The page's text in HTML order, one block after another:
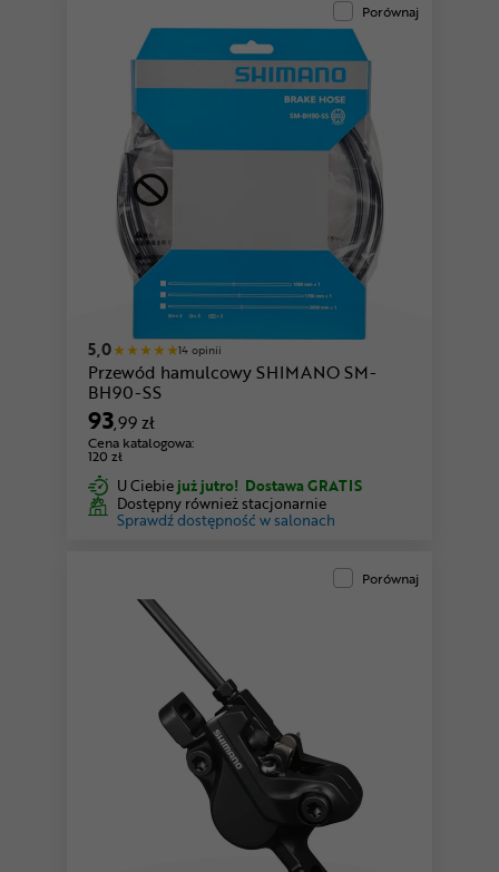
Porównaj
5,0 14 opinii
Przewód hamulcowy SHIMANO SM-
BH90-SS
93,99 zł
Cena katalogowa:
120 zł
U Ciebie już jutro! Dostawa GRATIS
Dostępny również stacjonarnie
Sprawdź dostępność w salonach
Porównaj